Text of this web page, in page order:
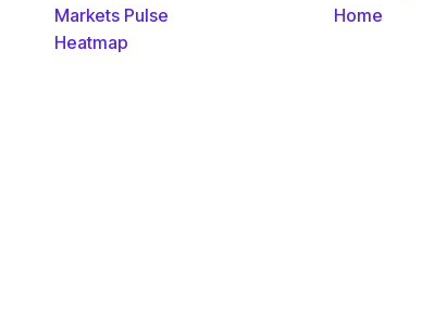
Markets Pulse
Heatmap
Home